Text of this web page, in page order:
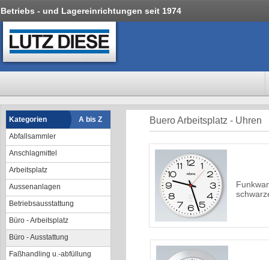
Betriebs - und Lagereinrichtungen seit 1974
Kategorien
A bis Z
Abfallsammler
Anschlagmittel
Arbeitsplatz
Aussenanlagen
Betriebsausstattung
Büro - Arbeitsplatz
Büro - Ausstattung
Faßhandling u.-abfüllung
Buero Arbeitsplatz - Uhren